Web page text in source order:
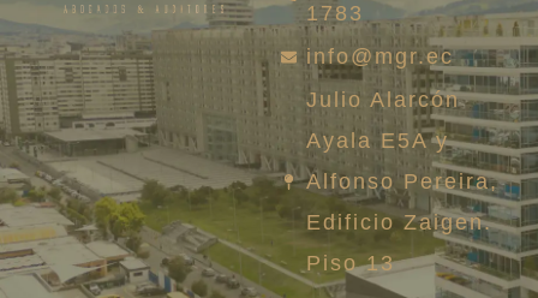
1783
info@mgr.ec
Julio Alarcón
Ayala E5A y
Alfonso Pereira,
Edificio Zaigen.
Piso 13